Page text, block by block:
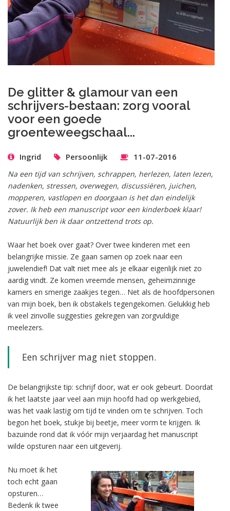
De glitter & glamour van een
schrijvers-bestaan: zorg vooral
voor een goede
groenteweegschaal...
Ingrid Persoonlijk 11-07-2016
Na een tijd van schrijven, schrappen, herlezen, laten lezen,
nadenken, stressen, overwegen, discussiëren, juichen,
mopperen, vastlopen en doorgaan is het dan eindelijk
zover. Ik heb een manuscript voor een kinderboek klaar!
Natuurlijk ben ik daar ontzettend trots op.
Waar het boek over gaat? Over twee kinderen met een
belangrijke missie. Ze gaan samen op zoek naar een
juwelendief! Dat valt niet mee als je elkaar eigenlijk niet zo
aardig vindt. Ze komen vreemde mensen, geheimzinnige
kamers en smerige zaakjes tegen… Net als de hoofdpersonen
van mijn boek, ben ik obstakels tegengekomen. Gelukkig heb
ik veel zinvolle suggesties gekregen van zorgvuldige
meelezers.
Een schrijver mag niet stoppen.
De belangrijkste tip: schrijf door, wat er ook gebeurt. Doordat
ik het laatste jaar veel aan mijn hoofd had op werkgebied,
was het vaak lastig om tijd te vinden om te schrijven. Toch
begon het boek, stukje bij beetje, meer vorm te krijgen. Ik
bazuinde rond dat ik vóór mijn verjaardag het manuscript
wilde opsturen naar een uitgeverij.
Nu moet ik het
toch echt gaan
opsturen…
Bedenk ik twee